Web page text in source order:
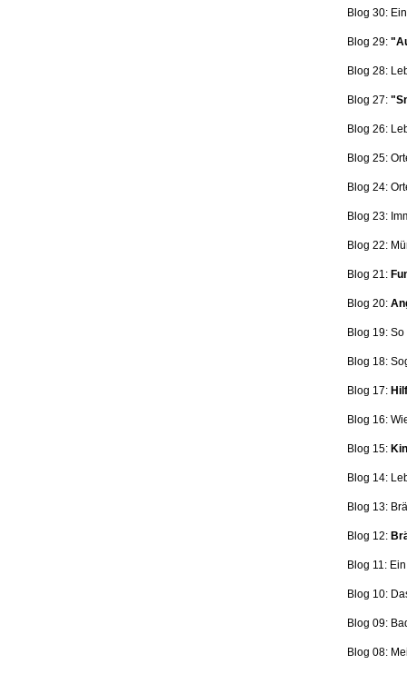
Blog 30: Ein
Blog 29:
Blog 28:
Blog 27:
Blog 26:
Blog 25:
Blog 24:
Blog 23:
Blog 22:
Blog 21:
Blog 20:
Blog 19:
Blog 18:
Blog 17:
Blog 16:
Blog 15:
Blog 14:
Blog 13:
Blog 12:
Blog 11:
Blog 10:
Blog 09:
Blog 08: